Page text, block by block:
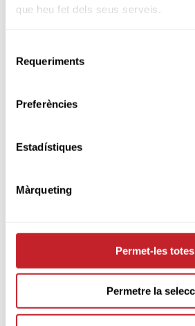
que heu fet dels seus serveis.
Requeriments
Preferències
Estadístiques
Màrqueting
Permet-les totes
Permetre la
Subscríbete a
Acepto
las condiciones de
a la newsletter de Federación
Sponsors & Partners